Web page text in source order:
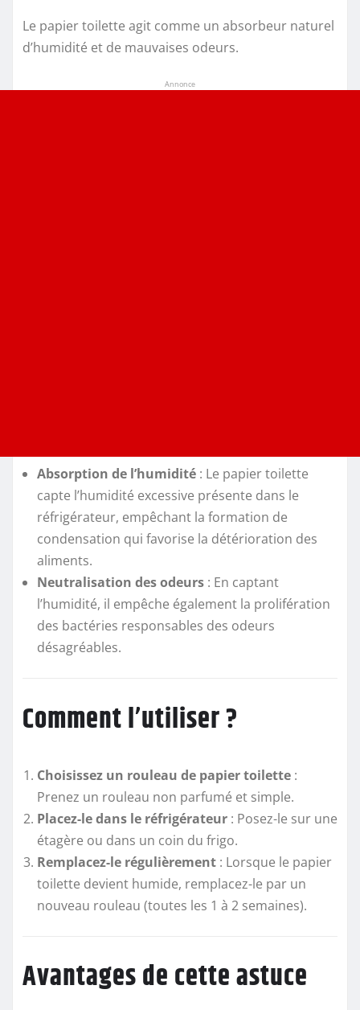
Le papier toilette agit comme un absorbeur naturel
d’humidité et de mauvaises odeurs.
Annonce
Absorption de l’humidité : Le papier toilette
capte l’humidité excessive présente dans le
réfrigérateur, empêchant la formation de
condensation qui favorise la détérioration des
aliments.
Neutralisation des odeurs : En captant
l’humidité, il empêche également la prolifération
des bactéries responsables des odeurs
désagréables.
Comment l’utiliser ?
Choisissez un rouleau de papier toilette :
Prenez un rouleau non parfumé et simple.
Placez-le dans le réfrigérateur : Posez-le sur une
étagère ou dans un coin du frigo.
Remplacez-le régulièrement : Lorsque le papier
toilette devient humide, remplacez-le par un
nouveau rouleau (toutes les 1 à 2 semaines).
Avantages de cette astuce